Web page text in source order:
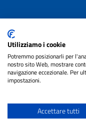
Attuazione Misure PNRR
Piano di miglioramento
Note legali
cura di
Utilizziamo i cookie
Potremmo posizionarli per
nostro sito Web, mostrare
navigazione eccezionale. Per
impostazioni.
Accettare tutti